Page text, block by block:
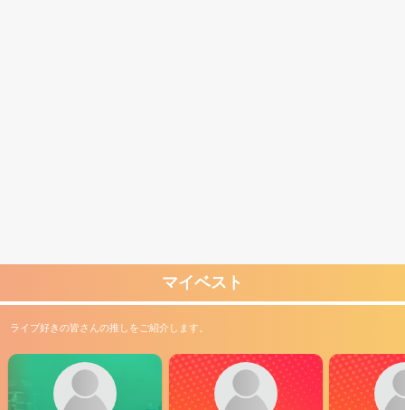
マイベスト
ライブ好きの皆さんの推しをご紹介します。